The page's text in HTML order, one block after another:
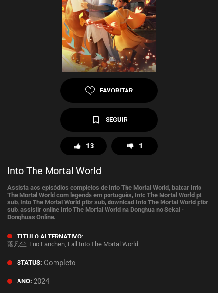
FAVORITAR
SEGUIR
13 1
Into The Mortal World
Assista aos episódios completos de Into The Mortal World, baixar Into
The Mortal World com legenda em português, Into The Mortal World pt
sub, Into The Mortal World ptbr sub, download Into The Mortal World ptbr
sub, assistir online Into The Mortal World na Donghua no Sekai -
Donghuas Online.
TITULO ALTERNATIVO:
落凡尘, Luo Fanchen, Fall Into The Mortal World
STATUS: Completo
ANO: 2024